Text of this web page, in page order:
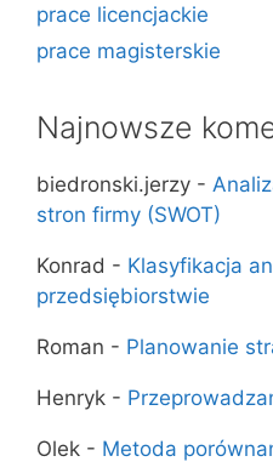
prace licencjackie
prace magisterskie
Najnowsze
biedronski.jerzy -
stron firmy (SWOT)
Konrad - Klasyfikacja
przedsiębiorstwie
Roman - Planowanie
Henryk -
Olek - Metoda